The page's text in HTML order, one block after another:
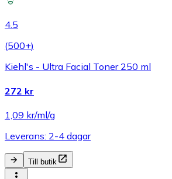
4.5
(500+)
Kiehl's - Ultra Facial Toner 250 ml
272 kr
1,09 kr/ml/g
Leverans: 2-4 dagar
Till butik